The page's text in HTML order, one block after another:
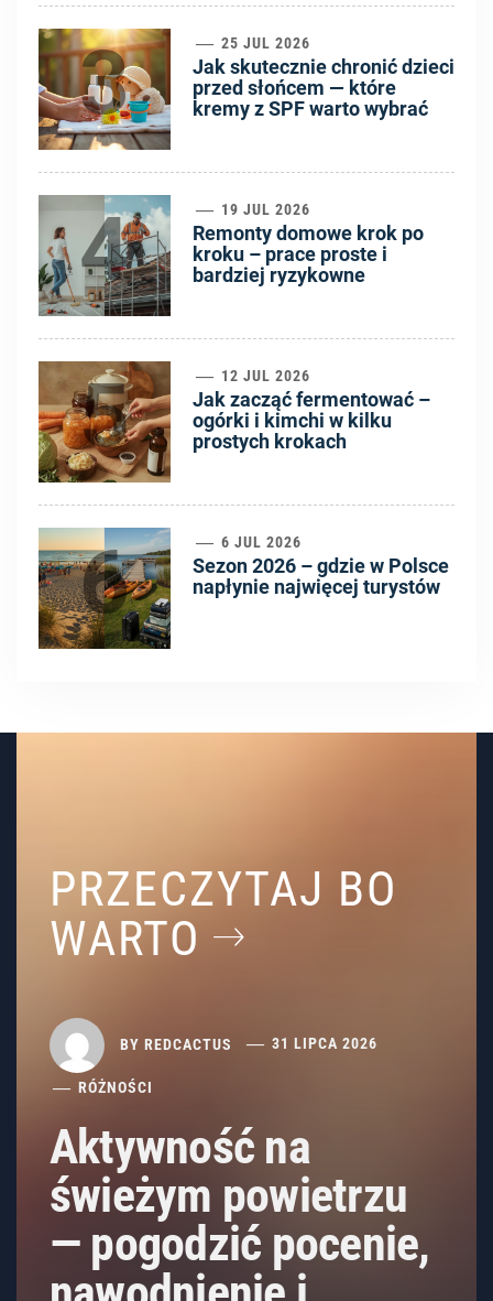
3 25 JUL 2026
Jak skutecznie chronić dzieci
przed słońcem — które
kremy z SPF warto wybrać
4 19 JUL 2026
Remonty domowe krok po
kroku – prace proste i
bardziej ryzykowne
5 12 JUL 2026
Jak zacząć fermentować –
ogórki i kimchi w kilku
prostych krokach
6 6 JUL 2026
Sezon 2026 – gdzie w Polsce
napłynie najwięcej turystów
PRZECZYTAJ BO
WARTO
BY REDCACTUS 31 LIPCA 2026
RÓŻNOŚCI
Aktywność na
świeżym powietrzu
— pogodzić pocenie,